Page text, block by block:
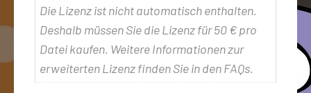
Die Lizenz ist nicht automatisch enthalten.
Deshalb müssen Sie die Lizenz für 50 € pro
Datei kaufen. Weitere Informationen zur
erweiterten Lizenz finden Sie in den FAQs.